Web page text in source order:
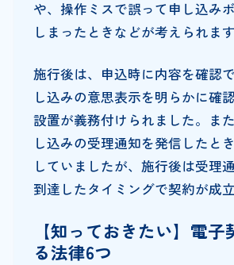
や、操作ミスで誤って申し込み
しまったときなどが考えられます
施行後は、申込時に内容を確認
し込みの意思表示を明らかに確
設置が義務付けられました。ま
し込みの受理通知を発信したと
していましたが、施行後は受理
到達したタイミングで契約が成立
【知っておきたい】電
る法律6つ